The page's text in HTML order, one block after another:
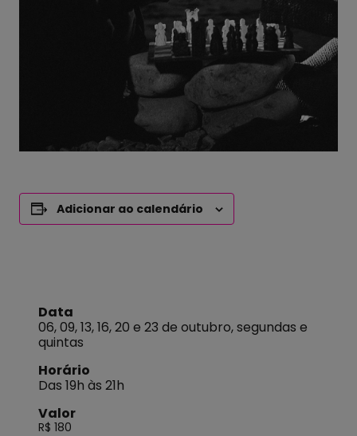
Adicionar ao calendário
Data
06, 09, 13, 16, 20 e 23 de outubro, segundas e
quintas
Horário
Das 19h às 21h
Valor
R$ 180